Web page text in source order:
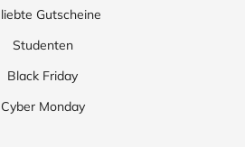
Gutscheine
Studenten
Black Friday
Cyber Monday